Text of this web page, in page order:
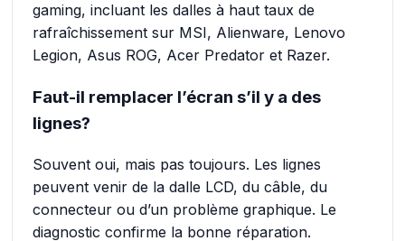
gaming, incluant les dalles à haut taux de
rafraîchissement sur MSI, Alienware, Lenovo
Legion, Asus ROG, Acer Predator et Razer.
Faut-il remplacer l’écran s’il y a des
lignes?
Souvent oui, mais pas toujours. Les lignes
peuvent venir de la dalle LCD, du câble, du
connecteur ou d’un problème graphique. Le
diagnostic confirme la bonne réparation.